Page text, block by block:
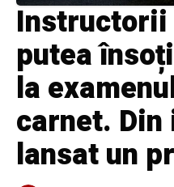
Instructorii
putea
la
carnet. Din
lansat un